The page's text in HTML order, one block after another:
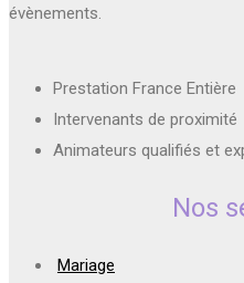
évènements.
Prestation France Entière
Intervenants de proximité
Animateurs qualifiés et
Nos
Mariage